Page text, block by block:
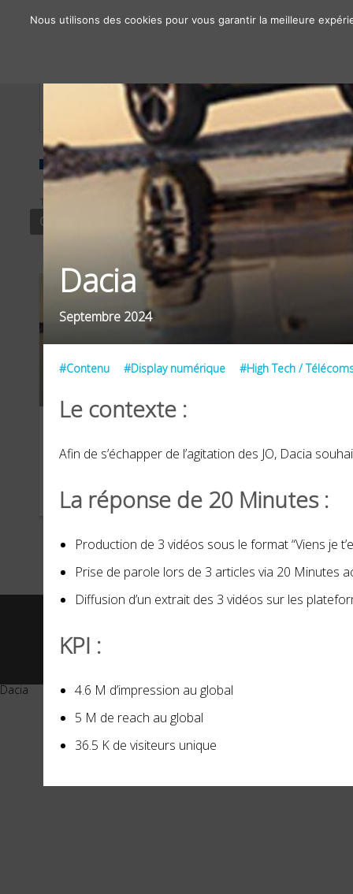
À propos Chiffres clés Nos solutions
TYPE
CONTENU
SECTEUR
TRANSPORTS
OBJECTIF
SEPTEMBRE 2024
Dacia
Septembre 2024
#Contenu #Display numérique #High Tech /
Le contexte :
Afin de s’échapper de l’agitation des JO, Dacia
La réponse de 20 Minutes :
Production de 3 vidéos sous le format “Viens je
Prise de parole lors de 3 articles via 20 Minutes
Diffusion d’un extrait des 3 vidéos sur les
KPI :
4.6 M d’impression au global
5 M de reach au global
36.5 K de visiteurs unique
Nous utilisons des cookies pour vous garantir la meilleure
Dacia